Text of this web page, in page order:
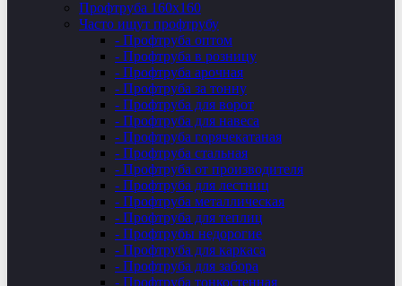
Профтруба 160х160
Часто ищут профтрубу
- Профтруба оптом
- Профтруба в розницу
- Профтруба арочная
- Профтруба за тонну
- Профтруба для ворот
- Профтруба для навеса
- Профтруба горячекатаная
- Профтруба стальная
- Профтруба от производителя
- Профтруба для лестниц
- Профтруба металлическая
- Профтруба для теплиц
- Профтрубы недорогие
- Профтруба для каркаса
- Профтруба для забора
- Профтруба тонкостенная